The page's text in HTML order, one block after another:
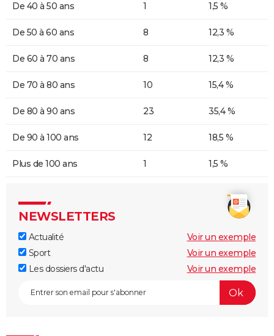
De 40 à 50 ans 1 1,5 %
De 50 à 60 ans 8 12,3 %
De 60 à 70 ans 8 12,3 %
De 70 à 80 ans 10 15,4 %
De 80 à 90 ans 23 35,4 %
De 90 à 100 ans 12 18,5 %
Plus de 100 ans 1 1,5 %
NEWSLETTERS
Actualité
Voir un exemple
Sport
Voir un exemple
Les dossiers d'actu
Voir un exemple